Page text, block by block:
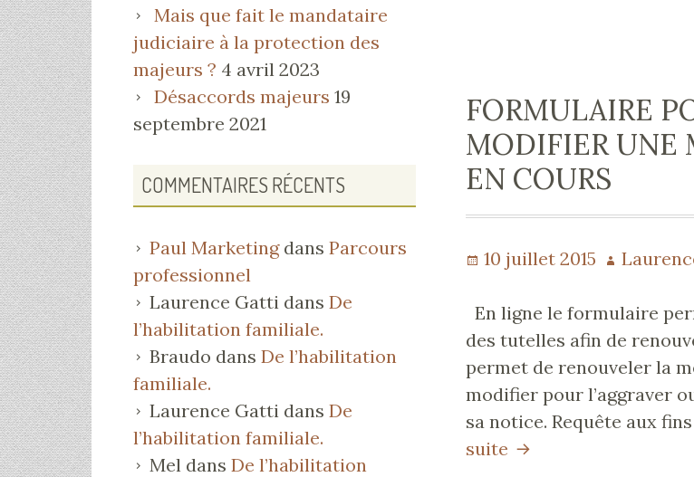
FORMULAIRE
MODIFIER UNE
EN COURS
Publié
10 juillet 2015 Auteur
En ligne le formulaire
des tutelles afin de
permet de renouveler la
modifier pour l’aggraver
sa notice. Requête aux
suite Formulaire
Mais que fait le mandataire
judiciaire à la protection des
majeurs ? 4 avril 2023
Désaccords majeurs 19
septembre 2021
COMMENTAIRES RÉCENTS
Paul Marketingdans Parcours
professionnel
Laurence Gatti dans De
l’habilitation familiale.
Braudo dans De l’habilitation
familiale.
Laurence Gatti dans De
l’habilitation familiale.
Mel dans De l’habilitation